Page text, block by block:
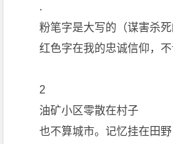
.
粉笔字是大写的（谋害杀死
红色字在我的忠诚信仰，不
2
油矿小区零散在村子
也不算城市。记忆挂在田野